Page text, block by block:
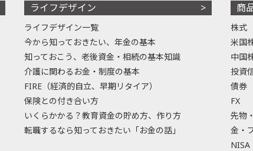
ライフデザイン
ライフデザイン一覧
今から知っておきたい、年金の基本
知っておこう、老後資金・相続の基本知識
介護に関わるお金・制度の基本
FIRE（経済的自立、早期リタイア）
保険との付き合い方
いくらかかる？教育資金の貯め方、作り方
転職するなら知っておきたい「お金の話」
商
株式
米国
中国
投資
債券
FX
先物
金・
NISA